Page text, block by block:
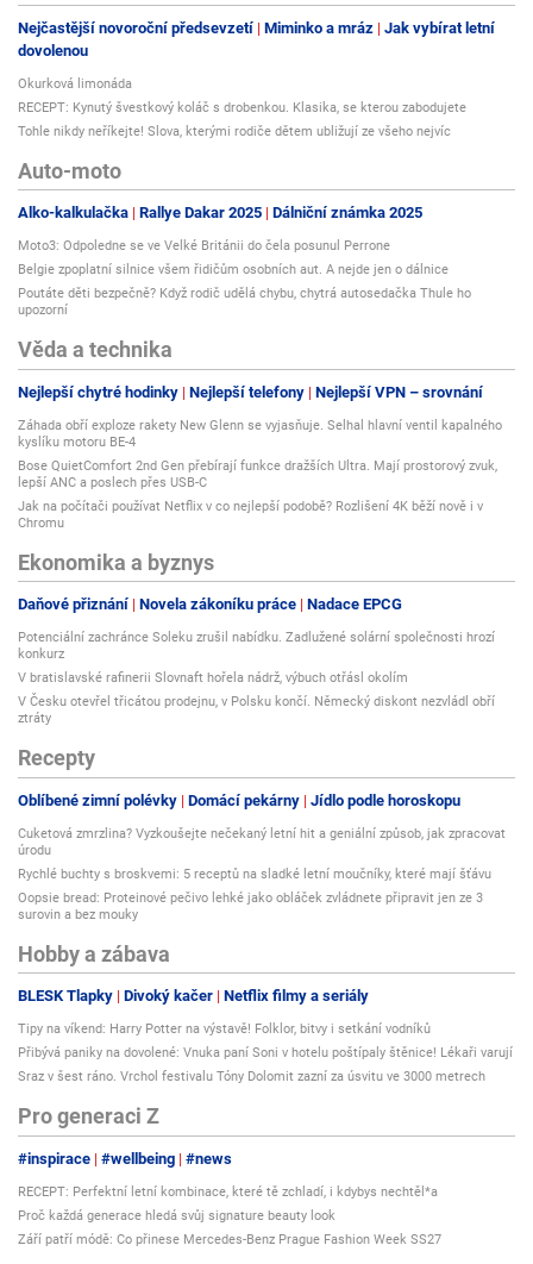
Nejčastější novoroční předsevzetí Miminko a mráz
Jak vybírat letní
dovolenou
Okurková limonáda
RECEPT: Kynutý švestkový koláč s drobenkou. Klasika, se kterou zabodujete
Tohle nikdy neříkejte! Slova, kterými rodiče dětem ubližují ze všeho nejvíc
Auto-moto
Alko-kalkulačka Rallye Dakar 2025 Dálniční známka 2025
Moto3: Odpoledne se ve Velké Británii do čela posunul Perrone
Belgie zpoplatní silnice všem řidičům osobních aut. A nejde jen o dálnice
Poutáte děti bezpečně? Když rodič udělá chybu, chytrá autosedačka Thule ho
upozorní
Věda a technika
Nejlepší chytré hodinky Nejlepší telefony Nejlepší VPN – srovnání
Záhada obří exploze rakety New Glenn se vyjasňuje. Selhal hlavní ventil kapalného
kyslíku motoru BE-4
Bose QuietComfort 2nd Gen přebírají funkce dražších Ultra. Mají prostorový zvuk,
lepší ANC a poslech přes USB-C
Jak na počítači používat Netflix v co nejlepší podobě? Rozlišení 4K běží nově i v
Chromu
Ekonomika a byznys
Daňové přiznání Novela zákoníku práce Nadace EPCG
Potenciální zachránce Soleku zrušil nabídku. Zadlužené solární společnosti hrozí
konkurz
V bratislavské rafinerii Slovnaft hořela nádrž, výbuch otřásl okolím
V Česku otevřel třicátou prodejnu, v Polsku končí. Německý diskont nezvládl obří
ztráty
Recepty
Oblíbené zimní polévky Domácí pekárny Jídlo podle horoskopu
Cuketová zmrzlina? Vyzkoušejte nečekaný letní hit a geniální způsob, jak zpracovat
úrodu
Rychlé buchty s broskvemi: 5 receptů na sladké letní moučníky, které mají šťávu
Oopsie bread: Proteinové pečivo lehké jako obláček zvládnete připravit jen ze 3
surovin a bez mouky
Hobby a zábava
BLESK Tlapky Divoký kačer Netflix filmy a seriály
Tipy na víkend: Harry Potter na výstavě! Folklor, bitvy i setkání vodníků
Přibývá paniky na dovolené: Vnuka paní Soni v hotelu poštípaly štěnice! Lékaři varují
Sraz v šest ráno. Vrchol festivalu Tóny Dolomit zazní za úsvitu ve 3000 metrech
Pro generaci Z
#inspirace #wellbeing #news
RECEPT: Perfektní letní kombinace, které tě zchladí, i kdybys nechtěl*a
Proč každá generace hledá svůj signature beauty look
Září patří módě: Co přinese Mercedes-Benz Prague Fashion Week SS27